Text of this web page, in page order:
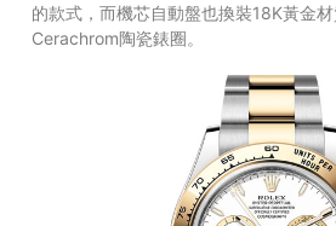
的款式，而機芯自動盤也換裝18K黃金
Cerachrom陶瓷錶圈。